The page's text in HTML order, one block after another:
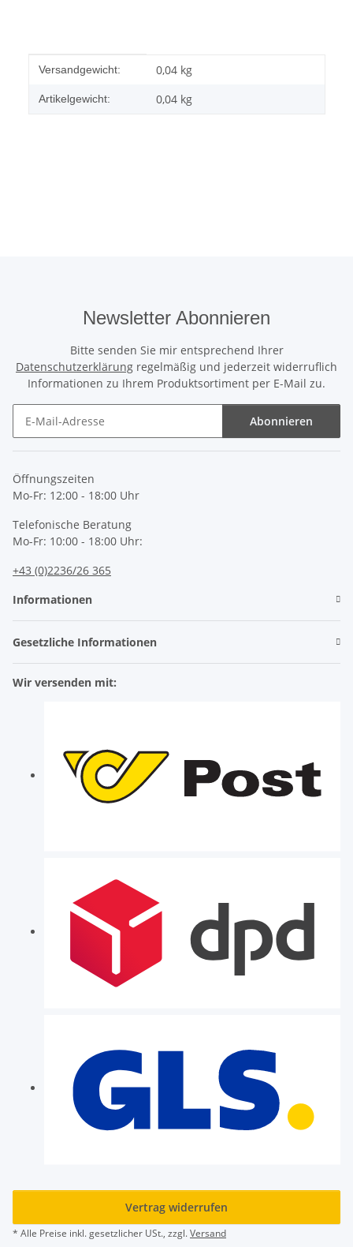
Produkteigenschaft
Wert
Versandgewicht: 0,04 kg
Artikelgewicht: 0,04 kg
Newsletter Abonnieren
Bitte senden Sie mir entsprechend Ihrer
Datenschutzerklärung regelmäßig und jederzeit widerruflich
Informationen zu Ihrem Produktsortiment per E-Mail zu.
Abonnieren
Öffnungszeiten
Mo-Fr: 12:00 - 18:00 Uhr
Telefonische Beratung
Mo-Fr: 10:00 - 18:00 Uhr:
+43 (0)2236/26 365
Informationen
Gesetzliche Informationen
Wir versenden mit:
Vertrag widerrufen
* Alle Preise inkl. gesetzlicher USt., zzgl.Versand